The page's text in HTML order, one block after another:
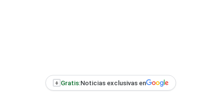
+ Gratis:Noticias exclusivas en